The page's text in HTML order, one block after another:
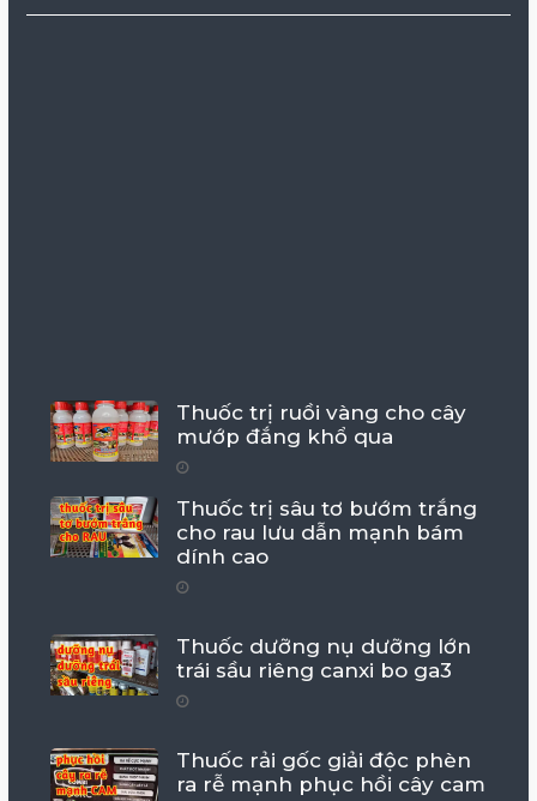
Thuốc trị ruồi vàng cho cây
mướp đắng khổ qua
Thuốc trị sâu tơ bướm trắng
cho rau lưu dẫn mạnh bám
dính cao
Thuốc dưỡng nụ dưỡng lớn
trái sầu riêng canxi bo ga3
Thuốc rải gốc giải độc phèn
ra rễ mạnh phục hồi cây cam